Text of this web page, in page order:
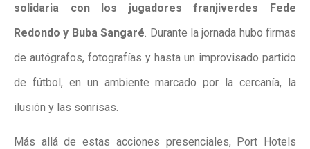
solidaria con los jugadores franjiverdes Fede
Redondo y Buba Sangaré . Durante la jornada hubo firmas
de autógrafos, fotografías y hasta un improvisado partido
de fútbol, en un ambiente marcado por la cercanía, la
ilusión y las sonrisas.
Más allá de estas acciones presenciales, Port Hotels